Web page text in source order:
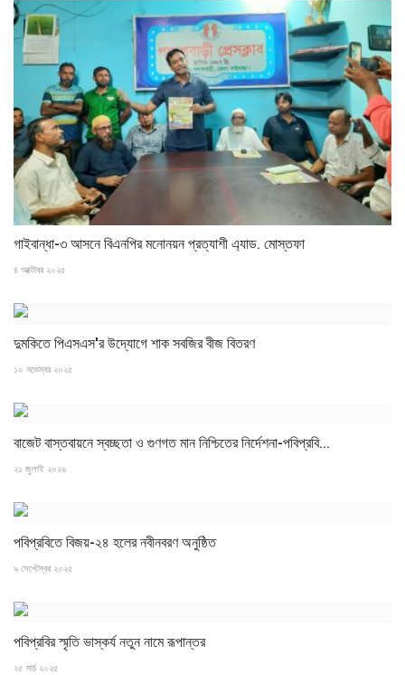
গাইবান্ধা-৩ আসনে বিএনপির মনোনয়ন প্রত্যাশী এ্যাড. মোস্তফা
৪ অক্টোবর ২০২৫
‎দুমকিতে পিএসএস'র উদ্যোগে শাক সবজির বীজ বিতরণ
১০ নভেম্বর ২০২৫
বাজেট বাস্তবায়নে স্বচ্ছতা ও গুণগত মান নিশ্চিতের নির্দেশনা-পবিপ্রবি...
২১ জুলাই ২০২৬
‎পবিপ্রবিতে বিজয়-২৪ হলের নবীনবরণ অনুষ্ঠিত
৯ সেপ্টেম্বর ২০২৫
পবিপ্রবির স্মৃতি ভাস্কর্য নতুন নামে রূপান্তর
২৫ মার্চ ২০২৫